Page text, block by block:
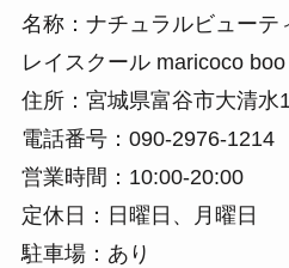
名称：ナチュラルビューテ
レイスクール maricoco boo
住所：宮城県富谷市大清水
電話番号：090-2976-1214
営業時間：10:00-20:00
定休日：日曜日、月曜日
駐車場：あり